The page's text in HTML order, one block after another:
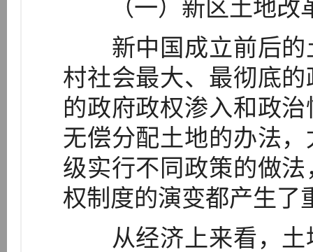
（一）新区土地改
新中国成立前后的
村社会最大、最彻底
的政府政权渗入和政
无偿分配土地的办法
级实行不同政策的做
权制度的演变都产生了
从经济上来看，土